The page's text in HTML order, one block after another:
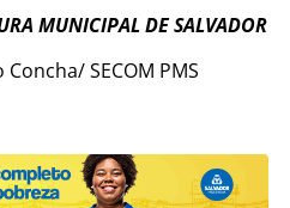
MUNICIPAL DE SALVADOR
SECOM PMS